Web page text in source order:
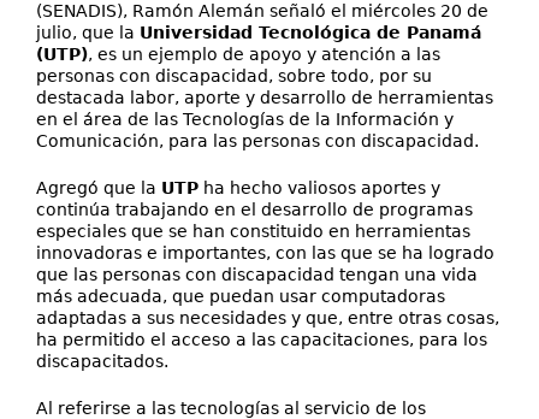
(SENADIS), Ramón Alemán señaló el miércoles 20 de
julio, que la Universidad Tecnológica de Panamá
(UTP), es un ejemplo de apoyo y atención a las
personas con discapacidad, sobre todo, por su
destacada labor, aporte y desarrollo de herramientas
en el área de las Tecnologías de la Información y
Comunicación, para las personas con discapacidad.
Agregó que la UTP ha hecho valiosos aportes y
continúa trabajando en el desarrollo de programas
especiales que se han constituido en herramientas
innovadoras e importantes, con las que se ha logrado
que las personas con discapacidad tengan una vida
más adecuada, que puedan usar computadoras
adaptadas a sus necesidades y que, entre otras cosas,
ha permitido el acceso a las capacitaciones, para los
discapacitados.
Al referirse a las tecnologías al servicio de los